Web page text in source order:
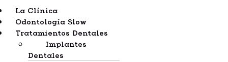
La Clínica
Odontología Slow
Tratamientos Dentales
Implantes
Dentales